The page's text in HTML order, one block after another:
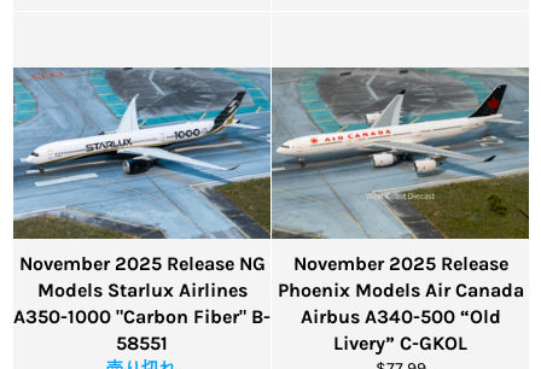
November 2025 Release NG
Models Starlux Airlines
A350-1000 "Carbon Fiber" B-
58551
November 2025 Release
Phoenix Models Air Canada
Airbus A340-500 “Old
Livery” C-GKOL